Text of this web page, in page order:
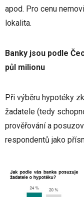
apod. Pro cenu
lokalita.
Banky jsou podle
půl milionu
Při výběru hypotéky
žadatele (tedy
prověřování a
respondentů jako